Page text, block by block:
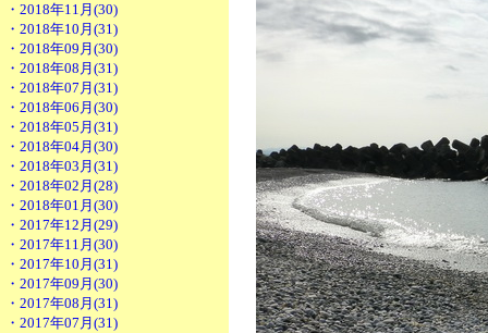
・2018年11月(30)
・2018年10月(31)
・2018年09月(30)
・2018年08月(31)
・2018年07月(31)
・2018年06月(30)
・2018年05月(31)
・2018年04月(30)
・2018年03月(31)
・2018年02月(28)
・2018年01月(30)
・2017年12月(29)
・2017年11月(30)
・2017年10月(31)
・2017年09月(30)
・2017年08月(31)
・2017年07月(31)